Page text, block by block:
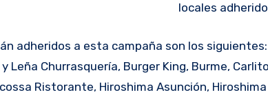
locales
adheridos a esta campaña son los
Leña Churrasquería, Burger King, Burme,
Ristorante, Hiroshima Asunción,